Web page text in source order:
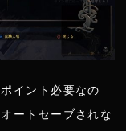
イント必要なの
ートセーブされな